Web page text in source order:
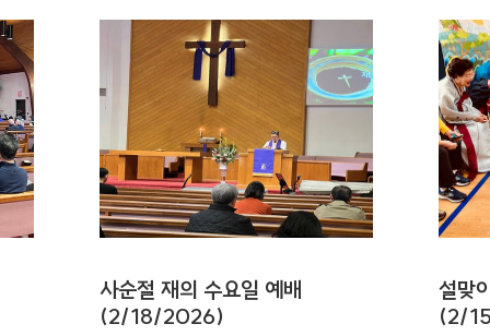
사순절 재의 수요일 예배
(2/18/2026)
설맞
(2/